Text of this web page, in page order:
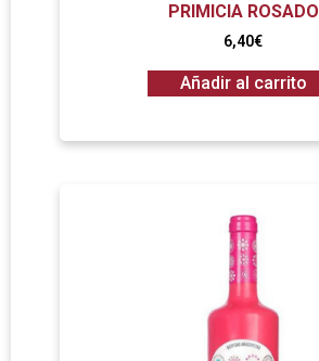
PRIMICIA ROSADO
6,40€
Añadir al carrito